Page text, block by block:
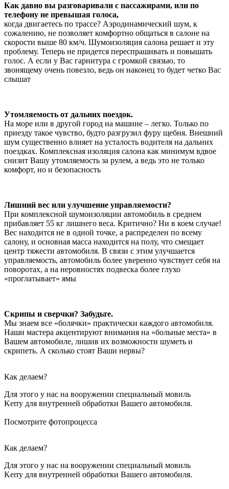
Как давно вы разговаривали с пассажирами, или по
телефону не превышая голоса,
когда двигаетесь по трассе? Аэродинамический шум, к
сожалению, не позволяет комфортно общаться в салоне на
скорости выше 80 км/ч. Шумоизоляция салона решает и эту
проблему. Теперь не придется переспрашивать и повышать
голос. А если у Вас гарнитура с громкой связью, то
звонящему очень повезло, ведь он наконец то будет четко Вас
слышат
Утомляемость от дальних поездок.
На море или в другой город на машине – легко. Только по
приезду такое чувство, будто разгрузил фуру щебня. Внешний
шум существенно влияет на усталость водителя на дальних
поездках. Комплексная изоляция салона как минимум вдвое
снизит Вашу утомляемость за рулем, а ведь это не только
комфорт, но и безопасность
Лишний вес или улучшение управляемости?
При комплексной шумоизоляции автомобиль в среднем
прибавляет 55 кг лишнего веса. Критично? Ни в коем случае!
Вес находится не в одной точке, а распределен по всему
салону, и основная масса находится на полу, что смещает
центр тяжести автомобиля. В связи с этим улучшается
управляемость, автомобиль более уверенно чувствует себя на
поворотах, а на неровностях подвеска более глухо
«проглатывает» ямы
Скрипы и сверчки? Забудьте.
Мы знаем все «болячки» практически каждого автомобиля.
Наши мастера акцентируют внимания на «больные места» в
Вашем автомобиле, лишив их возможности шуметь и
скрипеть. А сколько стоят Ваши нервы?
Как делаем?
Для этого у нас на вооружении специальный мовиль
Kerry для внутренней обработки Вашего автомобиля.
Посмотрите фотопроцесса
Как делаем?
Для этого у нас на вооружении специальный мовиль
Kerry для внутренней обработки Вашего автомобиля.